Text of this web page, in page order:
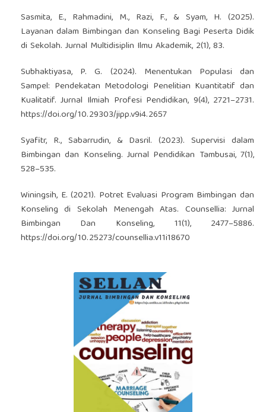
Sasmita, E., Rahmadini, M., Razi, F., & Syam, H. (2025).
Layanan dalam Bimbingan dan Konseling Bagi Peserta Didik
di Sekolah. Jurnal Multidisiplin Ilmu Akademik, 2(1), 83.
Subhaktiyasa, P. G. (2024). Menentukan Populasi dan
Sampel: Pendekatan Metodologi Penelitian Kuantitatif dan
Kualitatif. Jurnal Ilmiah Profesi Pendidikan, 9(4), 2721–2731.
https://doi.org/10.29303/jipp.v9i4.2657
Syafitr, R., Sabarrudin, & Dasril. (2023). Supervisi dalam
Bimbingan dan Konseling. Jurnal Pendidikan Tambusai, 7(1),
528–535.
Winingsih, E. (2021). Potret Evaluasi Program Bimbingan dan
Konseling di Sekolah Menengah Atas. Counsellia: Jurnal
Bimbingan Dan Konseling, 11(1), 2477–5886.
https://doi.org/10.25273/counsellia.v11i18670